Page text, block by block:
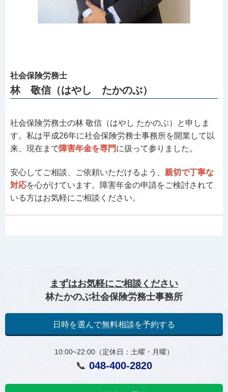
社会保険労務士
林 敬信（はやし たかのぶ）
社会保険労務士の林 敬信（はやし たかのぶ）と申しま
す。私は平成26年に社会保険労務士事務所を開業して以
来、現在まで障害年金を専門に扱って参りました。
安心してご相談、ご依頼いただけるよう、 親切で丁寧な
対応を心がけています。障害年金の申請をご検討されて
いる方はお気軽にご相談ください。
まずはお気軽にご相談ください
林たかのぶ社会保険労務士事務所
日時を選んで無料相談を予約する
10:00~22:00（定休日：土曜・月曜）
📞 048-400-2820